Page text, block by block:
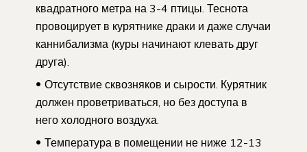
квадратного метра на 3-4 птицы. Теснота
провоцирует в курятнике драки и даже случаи
каннибализма (куры начинают клевать друг
друга).
Отсутствие сквозняков и сырости. Курятник
должен проветриваться, но без доступа в
него холодного воздуха.
Температура в помещении не ниже 12-13